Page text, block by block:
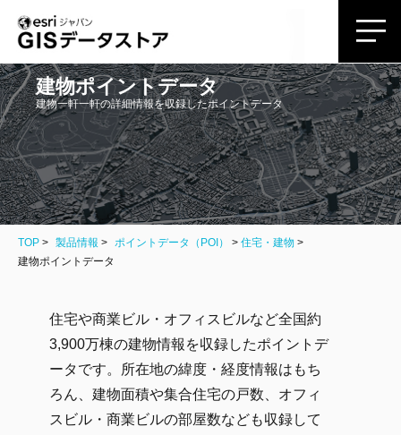
建物ポイントデータ
建物一軒一軒の詳細情報を収録したポイントデータ
TOP 製品情報 ポイントデータ（POI） > 住宅・建物
建物ポイントデータ
住宅や商業ビル・オフィスビルなど全国約
3,900万棟の建物情報を収録したポイントデ
ータです。所在地の緯度・経度情報はもち
ろん、建物面積や集合住宅の戸数、オフィ
スビル・商業ビルの部屋数なども収録して